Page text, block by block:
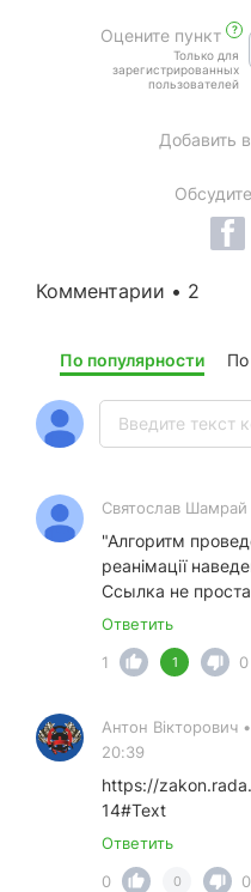
Оцените пункт ?
Только для
зарегистрированных
пользователей
Добавить
Комментарии • 2
По популярности
Святослав Шамрай
"Алгоритм
реанімації
Ссылка не
Ответить
1
1 0
Антон Вікторович •
20:39
https://
14#Text
Ответить
0
0 0